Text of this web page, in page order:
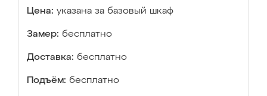
Цена: указана за базовый шкаф
Замер: бесплатно
Доставка: бесплатно
Подъём: бесплатно